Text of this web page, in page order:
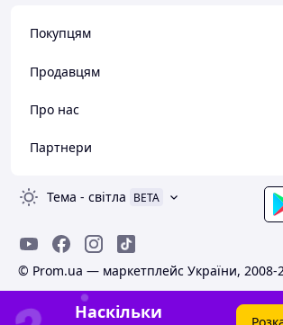
Покупцям
Продавцям
Про нас
Партнери
Тема - світла BETA
© Prom.ua — маркетплейс України, 2008-
Наскільки